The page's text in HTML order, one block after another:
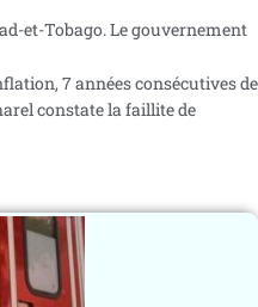
et-Tobago. Le gouvernement
7 années consécutives de
constate la faillite de